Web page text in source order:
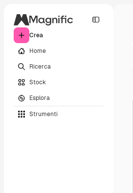
Crea
Home
Ricerca
Stock
Esplora
Strumenti